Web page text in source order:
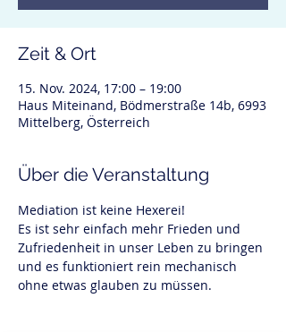
Zeit & Ort
15. Nov. 2024, 17:00 – 19:00
Haus Miteinand, Bödmerstraße 14b, 6993
Mittelberg, Österreich
Über die Veranstaltung
Mediation ist keine Hexerei!
Es ist sehr einfach mehr Frieden und
Zufriedenheit in unser Leben zu bringen
und es funktioniert rein mechanisch
ohne etwas glauben zu müssen.